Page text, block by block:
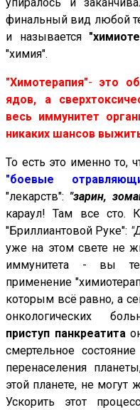
упиралось и
финальный вид любой
и называется
"химия".
"Химотерапия"- это
ядов, а
весь иммунитет
никаких шансов
То есть это именно то,
"боевые
"лекарств": "зарин,
караул! Там все сто.
"Бриллиантовой Руке":
уже на этом свете не
иммунитета - вы
применение
которым всё равно, а
онкологических
приступ панкреатита
смертельное
перенаселения
этой планете, не могут
Ускорить этот